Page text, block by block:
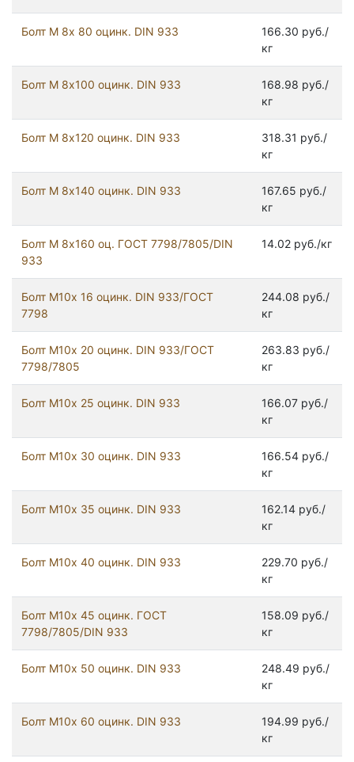
Болт М 8х 80 оцинк. DIN 933
166.30 руб./
кг
Болт М 8х100 оцинк. DIN 933
168.98 руб./
кг
Болт М 8х120 оцинк. DIN 933
318.31 руб./
кг
Болт М 8х140 оцинк. DIN 933
167.65 руб./
кг
Болт М 8х160 оц. ГОСТ 7798/7805/DIN
933
14.02 руб./кг
Болт М10х 16 оцинк. DIN 933/ГОСТ
7798
244.08 руб./
кг
Болт М10х 20 оцинк. DIN 933/ГОСТ
7798/7805
263.83 руб./
кг
Болт М10х 25 оцинк. DIN 933
166.07 руб./
кг
Болт М10х 30 оцинк. DIN 933
166.54 руб./
кг
Болт М10х 35 оцинк. DIN 933
162.14 руб./
кг
Болт М10х 40 оцинк. DIN 933
229.70 руб./
кг
Болт М10х 45 оцинк. ГОСТ
7798/7805/DIN 933
158.09 руб./
кг
Болт М10х 50 оцинк. DIN 933
248.49 руб./
кг
Болт М10х 60 оцинк. DIN 933
194.99 руб./
кг